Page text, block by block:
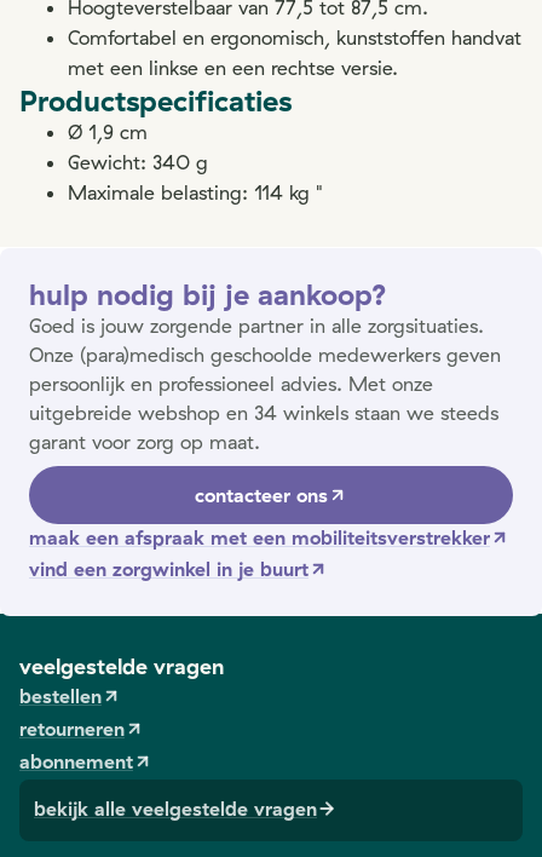
Hoogteverstelbaar van 77,5 tot 87,5 cm.
Comfortabel en ergonomisch, kunststoffen handvat
met een linkse en een rechtse versie.
Productspecificaties
Ø 1,9 cm
Gewicht: 340 g
Maximale belasting: 114 kg "
hulp nodig bij je aankoop?
Goed is jouw zorgende partner in alle zorgsituaties.
Onze (para)medisch geschoolde medewerkers geven
persoonlijk en professioneel advies. Met onze
uitgebreide webshop en 34 winkels staan we steeds
garant voor zorg op maat.
contacteer ons
maak een afspraak met een mobiliteitsverstrekker
vind een zorgwinkel in je buurt
veelgestelde vragen
bestellen
retourneren
abonnement
bekijk alle veelgestelde vragen